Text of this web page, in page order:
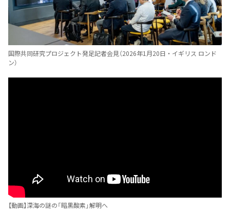
国際共同研究プロジェクト発足記者会見（2026年1月20日・イギリス ロンド
ン）
【動画】深海の謎の「暗黒酸素」解明へ